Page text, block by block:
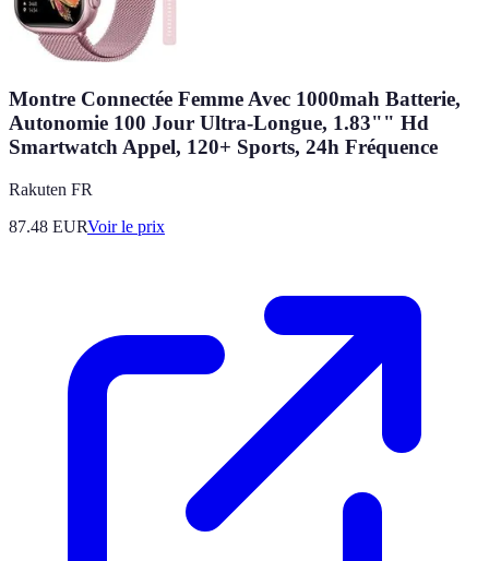
Montre Connectée Femme Avec 1000mah Batterie,
Autonomie 100 Jour Ultra-Longue, 1.83"" Hd
Smartwatch Appel, 120+ Sports, 24h Fréquence
Rakuten FR
87.48 EURVoir le prix